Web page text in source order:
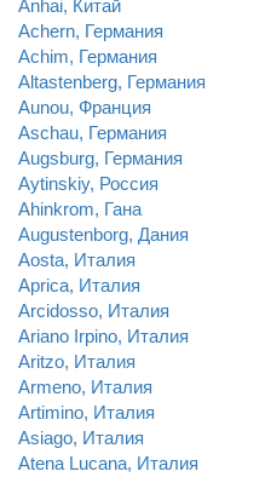
Anhai, Китай
Achern, Германия
Achim, Германия
Altastenberg, Германия
Aunou, Франция
Aschau, Германия
Augsburg, Германия
Aytinskiy, Россия
Ahinkrom, Гана
Augustenborg, Дания
Aosta, Италия
Aprica, Италия
Arcidosso, Италия
Ariano Irpino, Италия
Aritzo, Италия
Armeno, Италия
Artimino, Италия
Asiago, Италия
Atena Lucana, Италия